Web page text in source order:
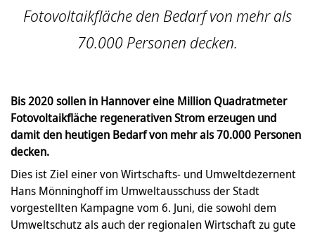
Fotovoltaikfläche den Bedarf von mehr als
70.000 Personen decken.
Bis 2020 sollen in Hannover eine Million Quadratmeter
Fotovoltaikfläche regenerativen Strom erzeugen und
damit den heutigen Bedarf von mehr als 70.000 Personen
decken.
Dies ist Ziel einer von Wirtschafts- und Umweltdezernent
Hans Mönninghoff im Umweltausschuss der Stadt
vorgestellten Kampagne vom 6. Juni, die sowohl dem
Umweltschutz als auch der regionalen Wirtschaft zu gute